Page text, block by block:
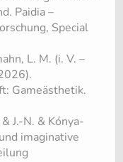
Paidia –
Special
L. M. (i. V. –
Gameästhetik.
J.-N. & Kónya-
imaginative